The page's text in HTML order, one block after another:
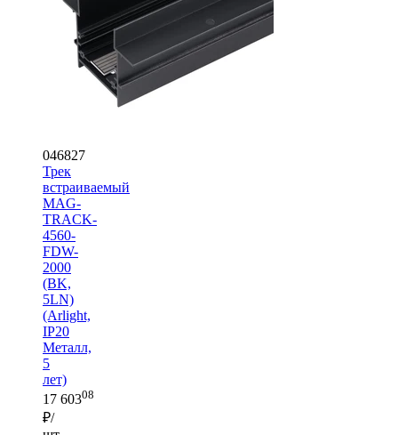
046827
Трек
встраиваемый
MAG-
TRACK-
4560-
FDW-
2000
(BK,
5LN)
(Arlight,
IP20
Металл,
5
лет)
17 60308
₽/